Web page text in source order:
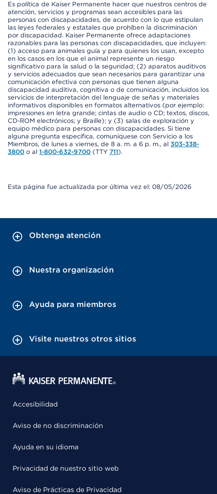
Es política de Kaiser Permanente hacer que nuestros centros de
atención, servicios y programas sean accesibles para las
personas con discapacidades, de acuerdo con lo que estipulan
las leyes federales y estatales que prohíben la discriminación
por discapacidad. Kaiser Permanente ofrece adaptaciones
razonables para las personas con discapacidades, que incluyen:
(1) acceso para animales guía y para quienes los usan, excepto
en los casos en los que el animal represente un riesgo
significativo para la salud o la seguridad; (2) aparatos auditivos
y servicios adecuados que sean necesarios para garantizar una
comunicación efectiva con personas que tienen alguna
discapacidad auditiva, cognitiva o de comunicación, incluidos los
servicios de interpretación del lenguaje de señas y materiales
informativos disponibles en formatos alternativos (por ejemplo:
impresiones en letra grande; cintas de audio o CD; textos, discos,
CD-ROM electrónicos; y Braille); y (3) salas de exploración y
equipo médico para personas con discapacidades. Si tiene
alguna pregunta específica, comuníquese con Servicio a los
Miembros, de lunes a viernes, de 8 a. m. a 6 p. m., al 303-338-
3800 o al 1-800-632-9700 (TTY 711).
Esta página fue actualizada por última vez el: 08/05/2026
Obtenga atención
Nuestra organización
Ayuda para miembros
Visite nuestros otros sitios
Accesibilidad
Aviso de no discriminación
Ayuda en su idioma
Privacidad de nuestro sitio web
Aviso de Prácticas de Privacidad